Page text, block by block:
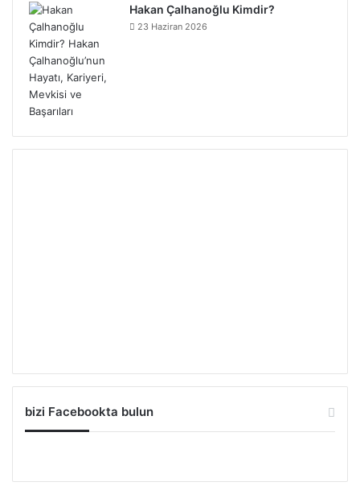
Hakan Çalhanoğlu Kimdir?
23 Haziran 2026
bizi Facebookta bulun